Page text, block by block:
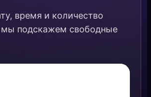
время и количество
подскажем свободные